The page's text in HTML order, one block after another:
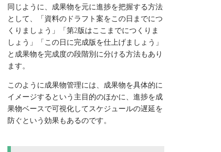
同じように、成果物を元に進捗を把握する方法
として、「資料のドラフト案をこの日までにつ
くりましょう」「第2版はここまでにつくりま
しょう」「この日に完成版を仕上げましょう」
と成果物を完成度の段階別に分ける方法もあり
ます。
このように成果物管理には、成果物を具体的に
イメージするという主目的のほかに、進捗を成
果物ベースで可視化してスケジュールの遅延を
防ぐという効果もあるのです。